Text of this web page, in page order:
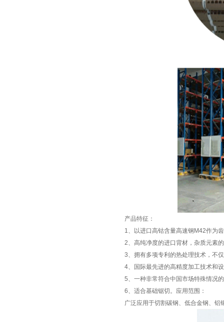
产品特征：
1、以进口高钴含量高速钢M42作为
2、高纯净度的进口背材，杂质元素
3、拥有多项专利的热处理技术，不
4、国际最先进的高精度加工技术和
5、一种非常符合中国市场特殊情况
6、适合基础锯切。应用范围：
广泛应用于切割碳钢、低合金钢、铝